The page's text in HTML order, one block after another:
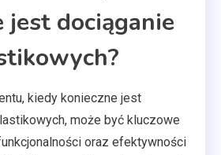
jest dociąganie
kiedy konieczne jest
może być kluczowe
oraz efektywności